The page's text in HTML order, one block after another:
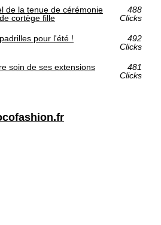
de la tenue de cérémonie
cortège fille
488
Clicks
pour l'été !
492
Clicks
soin de ses extensions
481
Clicks